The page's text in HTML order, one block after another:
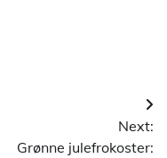
Next:
Grønne julefrokoster: